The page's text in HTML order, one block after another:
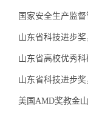
国家安全生产监
山东省科技进步
山东省高校优秀
山东省科技进步
美国 AMD奖教金